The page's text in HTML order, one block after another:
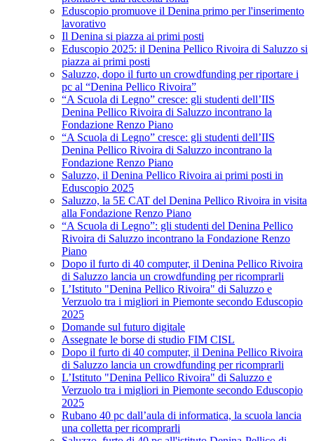
Eduscopio promuove il Denina primo per l'inserimento
lavorativo
Il Denina si piazza ai primi posti
Eduscopio 2025: il Denina Pellico Rivoira di Saluzzo si
piazza ai primi posti
Saluzzo, dopo il furto un crowdfunding per riportare i
pc al “Denina Pellico Rivoira”
“A Scuola di Legno” cresce: gli studenti dell’IIS
Denina Pellico Rivoira di Saluzzo incontrano la
Fondazione Renzo Piano
“A Scuola di Legno” cresce: gli studenti dell’IIS
Denina Pellico Rivoira di Saluzzo incontrano la
Fondazione Renzo Piano
Saluzzo, il Denina Pellico Rivoira ai primi posti in
Eduscopio 2025
Saluzzo, la 5E CAT del Denina Pellico Rivoira in visita
alla Fondazione Renzo Piano
“A Scuola di Legno”: gli studenti del Denina Pellico
Rivoira di Saluzzo incontrano la Fondazione Renzo
Piano
Dopo il furto di 40 computer, il Denina Pellico Rivoira
di Saluzzo lancia un crowdfunding per ricomprarli
L’Istituto "Denina Pellico Rivoira" di Saluzzo e
Verzuolo tra i migliori in Piemonte secondo Eduscopio
2025
Domande sul futuro digitale
Assegnate le borse di studio FIM CISL
Dopo il furto di 40 computer, il Denina Pellico Rivoira
di Saluzzo lancia un crowdfunding per ricomprarli
L’Istituto "Denina Pellico Rivoira" di Saluzzo e
Verzuolo tra i migliori in Piemonte secondo Eduscopio
2025
Rubano 40 pc dall’aula di informatica, la scuola lancia
una colletta per ricomprarli